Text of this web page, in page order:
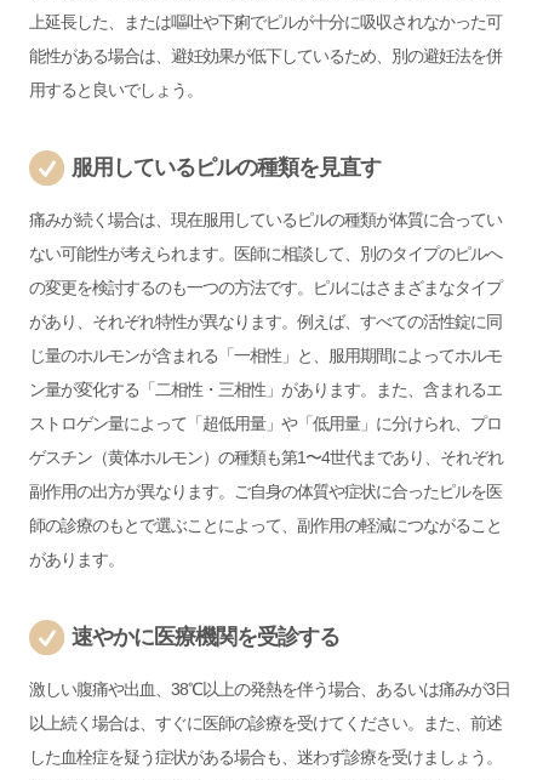
上延長した、または嘔吐や下痢でピルが十分に吸収されなかった可
能性がある場合は、避妊効果が低下しているため、別の避妊法を併
用すると良いでしょう。
服用しているピルの種類を見直す
痛みが続く場合は、現在服用しているピルの種類が体質に合ってい
ない可能性が考えられます。医師に相談して、別のタイプのピルへ
の変更を検討するのも一つの方法です。ピルにはさまざまなタイプ
があり、それぞれ特性が異なります。例えば、すべての活性錠に同
じ量のホルモンが含まれる「一相性」と、服用期間によってホルモ
ン量が変化する「二相性・三相性」があります。また、含まれるエ
ストロゲン量によって「超低用量」や「低用量」に分けられ、プロ
ゲスチン（黄体ホルモン）の種類も第1〜4世代まであり、それぞれ
副作用の出方が異なります。ご自身の体質や症状に合ったピルを医
師の診療のもとで選ぶことによって、副作用の軽減につながること
があります。
速やかに医療機関を受診する
激しい腹痛や出血、38℃以上の発熱を伴う場合、あるいは痛みが3日
以上続く場合は、すぐに医師の診療を受けてください。また、前述
した血栓症を疑う症状がある場合も、迷わず診療を受けましょう。